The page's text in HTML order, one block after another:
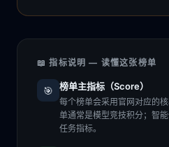
📖 指标说明 — 读懂这张榜单
🎯 榜单主指标（Score）
每个榜单会采用官网对应的
单通常是模型竞技积分；智
任务指标。